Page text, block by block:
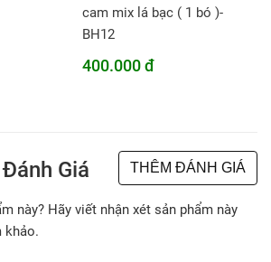
cam mix lá bạc ( 1 bó )-
BH12
400.000 đ
Giá THÊM ĐÁNH GIÁ
này? Hãy viết nhận xét sản phẩm này
khảo.